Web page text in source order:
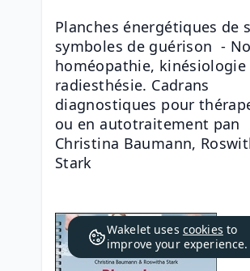
Planches énergétiques de
symboles de guérison  -
homéopathie, kinésiologie
radiesthésie. Cadrans
diagnostiques pour
ou en autotraitement pan
Christina Baumann,
Stark
Wakelet uses cookies to
improve your experience.